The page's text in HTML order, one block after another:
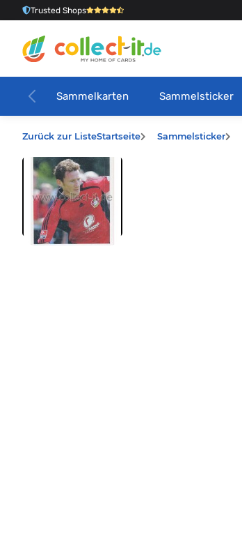
Trusted Shops
Sammelkarten Sammelsticker
Zurück zur ListeStartseite Sammelsticker